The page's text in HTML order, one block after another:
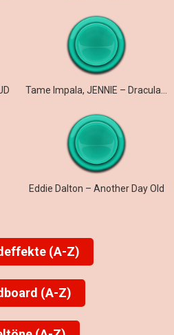
Eddie Dalton – Another Day Old
(A-Z)
(A-Z)